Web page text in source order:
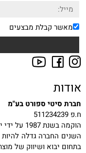
מאשר קבלת מבצעים
אודות
חברת סיטי ספורט בע"מ
ח.פ 511234239
הוקמה
השנים החברה גדלה להיות
בתחום יבוא ושיווק של